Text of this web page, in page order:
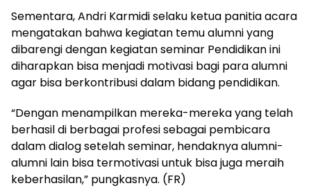
Sementara, Andri Karmidi selaku ketua panitia acara
mengatakan bahwa kegiatan temu alumni yang
dibarengi dengan kegiatan seminar Pendidikan ini
diharapkan bisa menjadi motivasi bagi para alumni
agar bisa berkontribusi dalam bidang pendidikan.
“Dengan menampilkan mereka-mereka yang telah
berhasil di berbagai profesi sebagai pembicara
dalam dialog setelah seminar, hendaknya alumni-
alumni lain bisa termotivasi untuk bisa juga meraih
keberhasilan,” pungkasnya. (FR)